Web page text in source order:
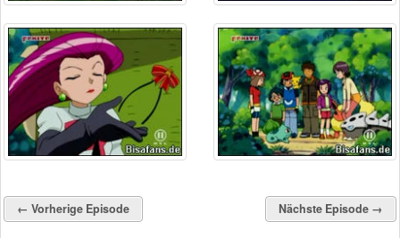
← Vorherige Episode Nächste Episode →